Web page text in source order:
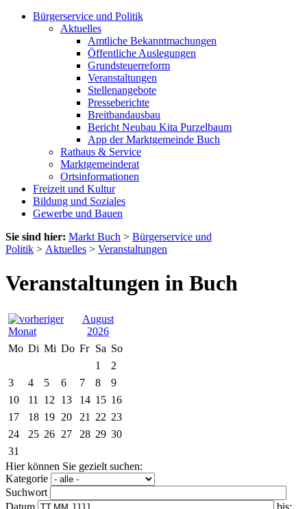
Bürgerservice und Politik
Aktuelles
Amtliche Bekanntmachungen
Öffentliche Auslegungen
Grundsteuerreform
Veranstaltungen
Stellenangebote
Presseberichte
Breitbandausbau
Bericht Neubau Kita Purzelbaum
App der Marktgemeinde Buch
Rathaus & Service
Marktgemeinderat
Ortsinformationen
Freizeit und Kultur
Bildung und Soziales
Gewerbe und Bauen
Sie sind hier: Markt Buch > Bürgerservice und
Politik > Aktuelles > Veranstaltungen
Veranstaltungen in Buch
August
2026
Mo Di Mi Do Fr Sa So
1
2
3
4 5 6 7 8
9
10
11 12 13 14 15 16
17
18 19 20 21 22 23
24
25 26 27 28 29 30
31
Hier können Sie gezielt suchen:
Kategorie
Suchwort
Datum
bis: